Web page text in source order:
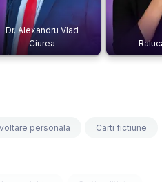
Dr. Alexandru Vlad
Ciurea
personala Carti fictiune